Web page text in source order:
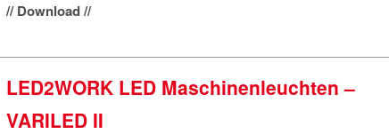
// Download //
LED2WORK LED Maschinenleuchten –
VARILED II